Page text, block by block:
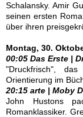
Schalansky. Amir
seinen ersten
über ihren
Montag, 30.
00:05 Das Erste |
"Druckfrisch",
Orientierung im
20:15 arte | Moby
John Hustons
Romanklassiker.